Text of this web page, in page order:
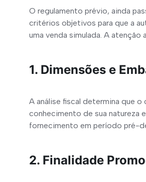
O regulamento prévio, ainda
critérios objetivos para que a
uma venda simulada. A
1. Dimensões e
A análise fiscal determina que
conhecimento de sua natureza
fornecimento em período pré-
2. Finalidade